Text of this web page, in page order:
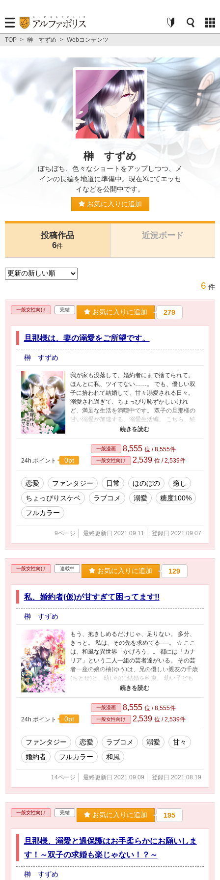
TOP > 榊 すずめ > Webコンテンツ
榊 すずめ
ぼちぼち、色々なショートをアップしつつ、メ
インの長編を地道に準備中。現在Xにてエッセ
イなどを公開中です。
お気に入りに追加
投稿作品
6件
近況ボード
6 件
一般女性向け 完結 お気に入りに追加 279
旦那様は、妻の溺愛をご所望です。
榊 すずめ
我が家も没落して、婚約者にまで捨てられて。
ほんとに私、ツイてない……。 でも、優しい双
子に拾われて結婚して、甘々溺愛される日々。
溺愛され過ぎて、ちょっぴり恥ずかしいけれ
ど、満足な生活を満喫中です。 双子の旦那様の
甘い溺愛が加速する、溺愛生活編。 こちら、続
編となっておりますので、ダイジェスト版の求
コミック形式にてストーリー進行していきま
す。 本編の小説は別サイトにて公開しておりま
す。
24h.ポイント 0pt
一般漫画 8,555 位 / 8,555件
一般女性向け 2,539 位 / 2,539件
恋愛 ファンタジー 日常 ほのぼの
癒し
ちょっぴりスケベ
ラブコメ 溺愛
糖度100%
フルカラー
9ページ 最終更新日 2021.09.11 登録日 2021.09.07
一般女性向け 連載中 お気に入りに追加 129
私、婚約者(仮)が甘すぎて困ってます!!
榊 すずめ
もう、抱きしめるだけじゃ、足りない。 多分、
きっと。 私は、その先を求めてる──。 ☆ ここ
は、和風な異世界「かげろう」。 都には「カナ
リア」という二人一組の芸者達がいる。 その芸
者一座の娘の柚(ゆう)は、兄の優しい親友の千歳
(ちとせ)と、幼い頃に結婚を約束。 幼い子ども
同士、口約束だけの仮の婚約者。 ずっと一緒に
れから数年。 少しずつ、千歳との距離を感じは
じめた柚。 そんな柚に、千歳は 「君の恋人にな
りたい」 と告げるが──!? 溺愛で過保護すぎる婚
約者にひたすら愛される少女の和風ラブファン
タジー。 一回につき３～４ページほどを、不定
期更新予定です。
24h.ポイント 0pt
一般漫画 8,555 位 / 8,555件
一般女性向け 2,539 位 / 2,539件
ファンタジー 恋愛 ラブコメ 溺愛
甘々
婚約者
フルカラー 和風
14ページ 最終更新日 2021.09.09 登録日 2021.08.19
一般女性向け 完結 お気に入りに追加 195
旦那様、溺愛と過保護はお手柔らかにお願いしま
す！～双子の求婚も楽じゃない！？～
榊 すずめ